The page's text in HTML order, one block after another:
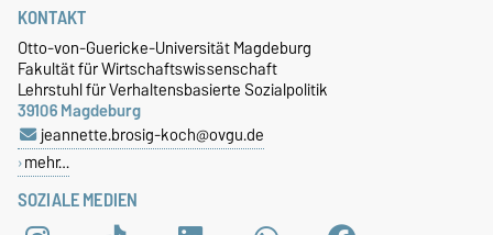
SOZIALE MEDIEN
KONTAKT
Otto-von-Guericke-Universität Magdeburg
Fakultät für Wirtschaftswissenschaft
Lehrstuhl für Verhaltensbasierte Sozialpolitik
39106 Magdeburg
jeannette.brosig-koch@ovgu.de
mehr…